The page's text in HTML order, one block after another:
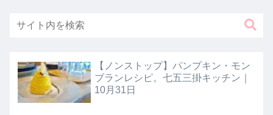
【ノンストップ】パンプキン・モン
ブランレシピ。七五三掛キッチン｜
10月31日